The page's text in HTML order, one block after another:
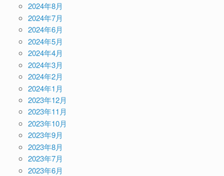
2024年8月
2024年7月
2024年6月
2024年5月
2024年4月
2024年3月
2024年2月
2024年1月
2023年12月
2023年11月
2023年10月
2023年9月
2023年8月
2023年7月
2023年6月